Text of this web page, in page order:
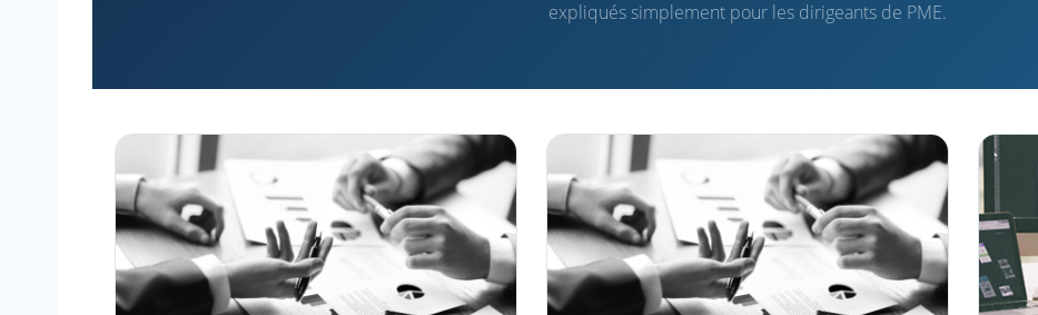
expliqués simplement pour les dirigeants de PME.